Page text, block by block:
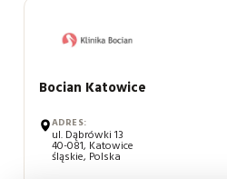
Bocian Katowice
ADRES:
ul. Dąbrówki 13
40-081, Katowice
śląskie, Polska